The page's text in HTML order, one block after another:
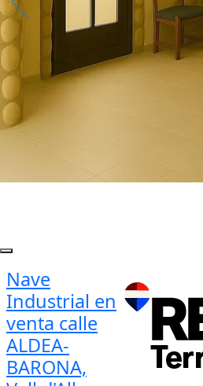
Nave
Industrial en
venta calle
ALDEA-
BARONA,